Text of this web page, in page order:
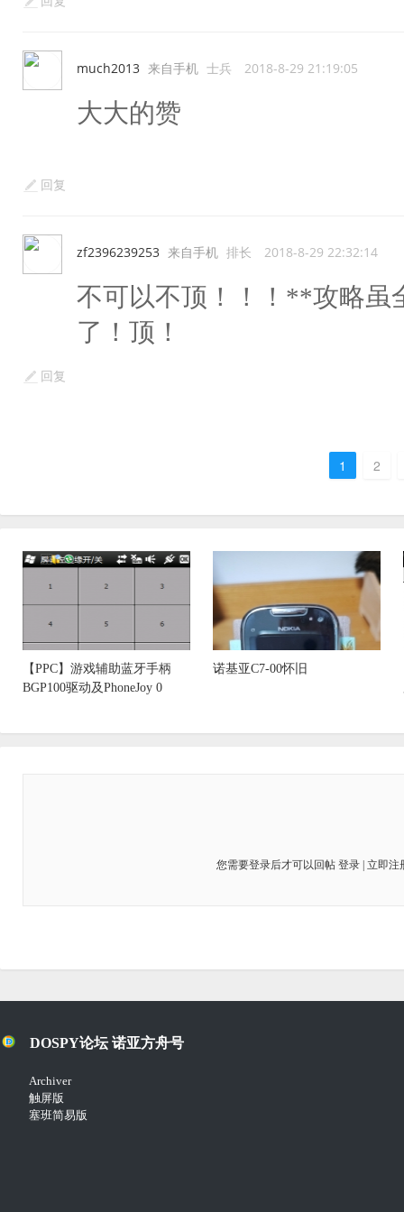
much2013 来自手机 士兵 2018-8-29 21:19:05
大大的赞
回复
zf2396239253 来自手机 排长 2018-8-29 22:32:14
不可以不顶！！！**攻略虽
了！顶！
回复
1 2
【PPC】游戏辅助蓝牙手柄
BGP100驱动及PhoneJoy 0
诺基亚C7-00怀旧
您需要登录后才可以回帖 登录| 立即注
DOSPY论坛 诺亚方舟号
Archiver
触屏版
塞班简易版